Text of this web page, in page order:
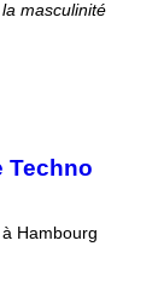
masculinité
Techno
Hambourg